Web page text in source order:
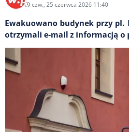
czw., 25 czerwca 2026 11:40
Ewakuowano budynek przy
otrzymali e-mail z informacją o